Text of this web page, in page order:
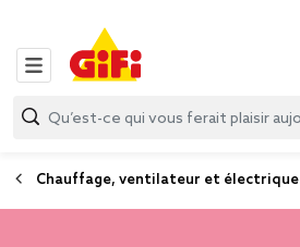
Chauffage, ventilateur et électrique